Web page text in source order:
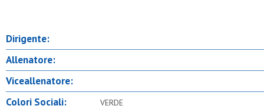
Dirigente:
Allenatore:
Viceallenatore:
Colori Sociali:
VERDE